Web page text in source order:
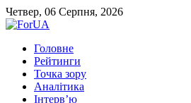
Четвер, 06 Серпня, 2026
Головне
Рейтинги
Точка зору
Аналітика
Інтерв’ю